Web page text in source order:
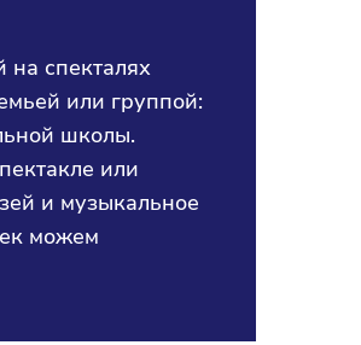
спекталях
или группой:
школы.
или
и музыкальное
можем